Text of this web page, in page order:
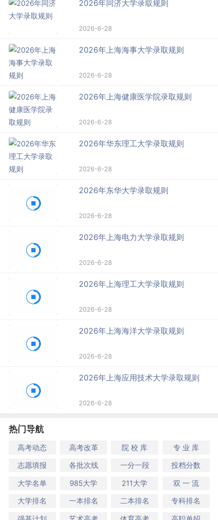
2026年同济大学录取规则
2026-6-28
2026年上海海事大学录取规则
2026-6-28
2026年上海健康医学院录取规则
2026-6-28
2026年华东理工大学录取规则
2026-6-28
2026年东华大学录取规则
2026-6-28
2026年上海电力大学录取规则
2026-6-28
2026年上海理工大学录取规则
2026-6-28
2026年上海海洋大学录取规则
2026-6-28
2026年上海应用技术大学录取规则
2026-6-28
热门导航
高考动态 高考改革 院 校 库
专 业 库
志愿填报
各批次线 一分一段
投档分数
大学名单
985大学 211大学
双 一 流
大学排名
一本排名 二本排名
专科排名